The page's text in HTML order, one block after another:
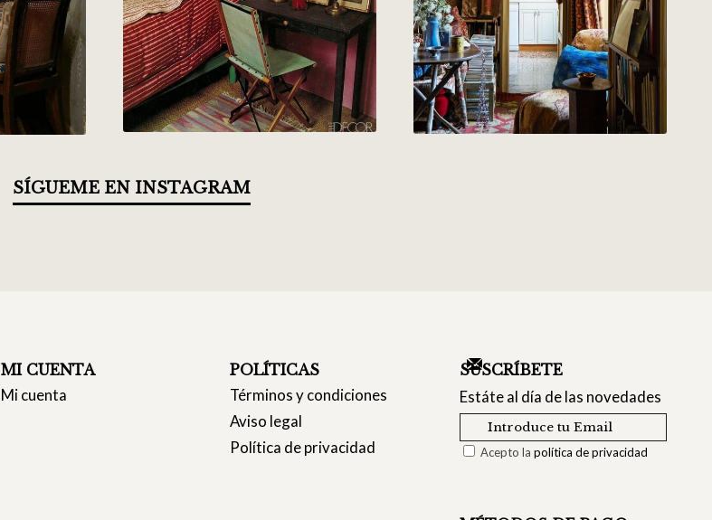
SÍGUEME EN INSTAGRAM
MI CUENTA
Mi cuenta
POLÍTICAS
Términos y condiciones
Aviso legal
Política de privacidad
SUSCRÍBETE
Estáte al día de las novedades
Acepto lapolítica de privacidad